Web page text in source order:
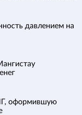
давлением на
оформившую